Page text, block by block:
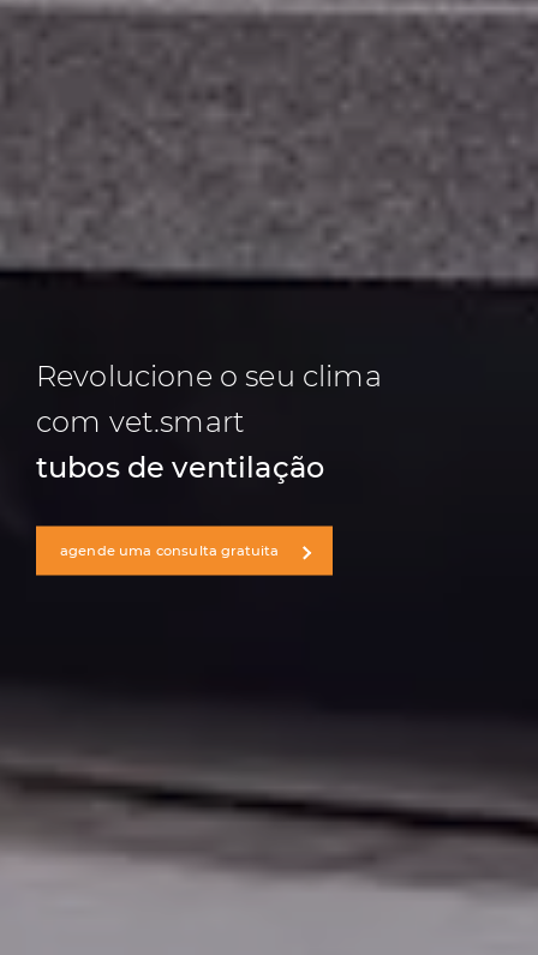
Revolucione o seu clima
com vet.smart
tubos de ventilação
agende uma consulta gratuita